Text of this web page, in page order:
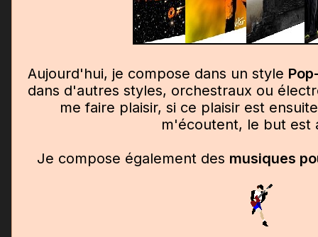
Aujourd'hui, je compose dans un style
dans d'autres styles, orchestraux ou
me faire plaisir, si ce plaisir est
m'écoutent, le but est
Je compose également des musiques